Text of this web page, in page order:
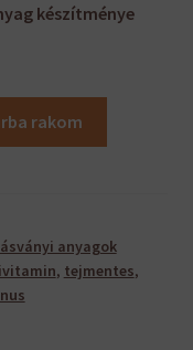
készítménye
rakom
anyagok
, tejmentes,